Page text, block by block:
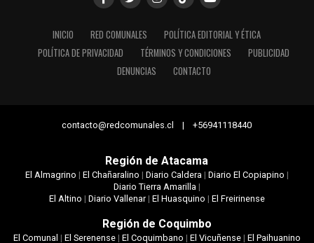
INICIO RED COMUNALES
POLÍTICA EDITORIAL Y ÉTICA
POLÍTICA DE PRIVACIDAD
TÉRMINOS Y CONDICIONES
PUBLICIDAD
DENUNCIAS
CONTACTO
contacto@redcomunales.cl | +56941118440
Región de Atacama
El Almagrino | El Chañaralino | Diario Caldera| Diario El Copiapino |
Diario Tierra Amarilla|
El Altino | Diario Vallenar| El Huasquino | El Freirinense
Región de Coquimbo
El Comunal | El Serenense| El Coquimbano | El Vicuñense| El Paihuanino